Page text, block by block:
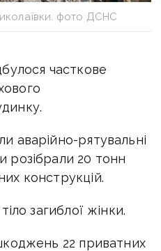
фото ДСНС
часткове
аварійно-рятувальні
розібрали 20 тонн
конструкцій.
загиблої жінки.
22 приватних